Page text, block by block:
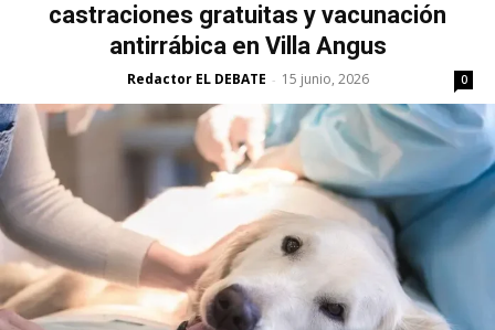
castraciones gratuitas y vacunación
antirrábica en Villa Angus
Redactor EL DEBATE - 15 junio, 2026 0